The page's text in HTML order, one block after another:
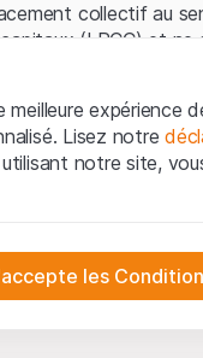
collectif au
(LPCC) et ne
(FINMA) ni
(ci-après "Site
juridiques, les
les droits
expérience
Lisez notre
notre site,
du site Internet et
les